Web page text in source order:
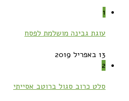
1
עוגת גבינה מושלמת לפסח
13 באפריל 2019
2
סלט כרוב סגול ברוטב אסייתי